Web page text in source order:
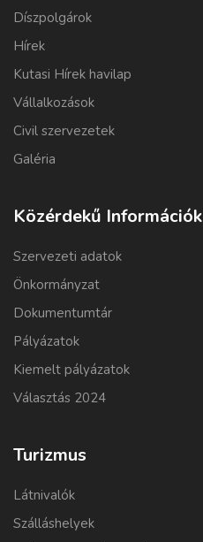
Díszpolgárok
Hírek
Kutasi Hírek havilap
Vállalkozások
Civil szervezetek
Galéria
Közérdekű Információk
Szervezeti adatok
Önkormányzat
Dokumentumtár
Pályázatok
Kiemelt pályázatok
Választás 2024
Turizmus
Látnivalók
Szálláshelyek